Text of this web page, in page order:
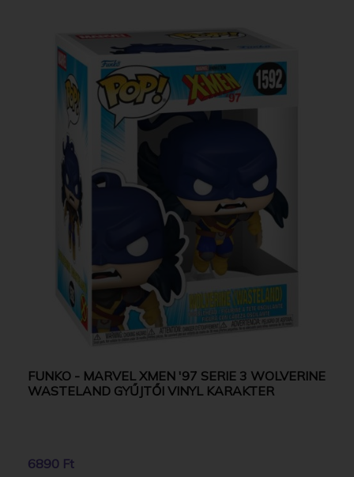
FUNKO - MARVEL XMEN '97 SERIE 3 WOLVERINE
WASTELAND GYŰJTŐI VINYL KARAKTER
6890 Ft